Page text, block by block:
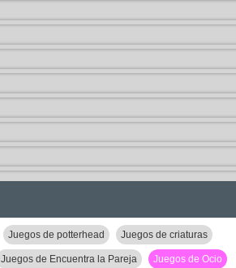
Juegos de potterhead Juegos de criaturas
Juegos de Encuentra la Pareja Juegos de Ocio